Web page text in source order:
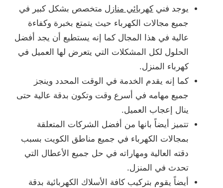
يوجد فني كهربائي منازل متخصص بشكل كبير في
جميع مجالات الكهرباء حيث يتمتع بخبرة وكفاءة
عالية في هذا المجال كما إنه يستطيع أن يجد أفضل
الحلول لكل المشكلات التي يتعرض لها العميل في
كهرباء المنزل.
كما إنه يقدم الخدمة في الوقت المحدد وينجز
جميع مهامه في أسرع وقت وتكون بدقة عالية حتى
ينال إعجاب العميل.
تتميز أيضاً بانها من أفضل الشركات المتعلقة
بمجالات الكهرباء في جميع مناطق الكويت بسبب
دقته العالية ومهاراته في حل جميع الأعطال التي
تحدث في المنزل.
أيضاً يقوم بتركيب كافة الأسلاك الكهربائية بدقة